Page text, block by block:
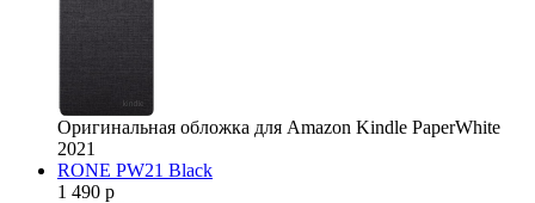
Оригинальная обложка для Amazon Kindle PaperWhite
2021
RONE PW21 Black
1 490 р